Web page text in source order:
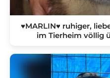
♥MARLIN♥ ruhiger,
im Tierheim völlig